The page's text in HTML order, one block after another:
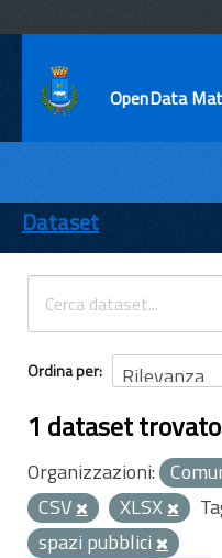
OpenData
ENTI
TEMI
INFORMAZIONI
Dataset
Ordina per
1 dataset trovato
Organizzazioni:
CSV
XLSX
spazi pubblici